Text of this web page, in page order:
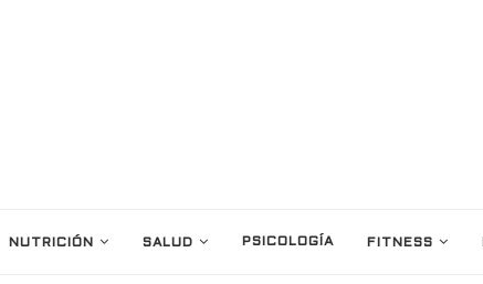
NUTRICIÓN SALUD PSICOLOGÍA FITNESS